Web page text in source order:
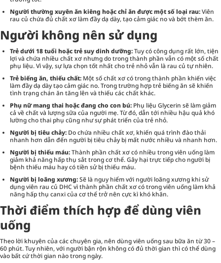
Người thường xuyên ăn kiêng hoặc chỉ ăn được một số loại rau:Viên
rau củ chứa đủ chất xơ làm đầy dạ dày, tạo cảm giác no và bớt thèm ăn.
Người không nên sử dụng
Trẻ dưới 18 tuổi hoặc trẻ suy dinh dưỡng:Tuy có công dụng rất lớn, tiện
lợi và chứa nhiều chất xơ nhưng do trong thành phần vẫn có một số chất
phụ liệu. Vì vậy, sự lựa chọn tốt nhất cho trẻ nhỏ vẫn là rau củ tự nhiên.
Trẻ biếng ăn, thiếu chất: Một số chất xơ có trong thành phần khiến việc
làm đầy dạ dày tạo cảm giác no. Trong trường hợp trẻ biếng ăn sẽ khiến
tình trạng chán ăn tăng lên và thiếu các chất khác.
Phụ nữ mang thai hoặc đang cho con bú: Phụ liệu Glycerin sẽ làm giảm
cả về chất và lượng sữa của người mẹ. Từ đó, dẫn tới nhiều hậu quả khó
lường cho thai phụ cũng như sự phát triển của trẻ nhỏ.
Người bị tiêu chảy: Do chứa nhiều chất xơ, khiến quá trình đào thải
nhanh hơn dẫn đến người bị tiêu chảy bị mất nước nhiều và nhanh hơn.
Người bị thiếu máu:Thành phần chất xơ có nhiều trong viên uống làm
giảm khả năng hấp thụ sắt trong cơ thể. Gây hại trực tiếp cho người bị
bệnh thiếu máu hay có tiền sử bị thiếu máu.
Người bị loãng xương:Sẽ là nguy hiểm với người loãng xương khi sử
dụng viên rau củ DHC vì thành phần chất xơ có trong viên uống làm khả
năng hấp thụ canxi của cơ thể trở nên cực kì khó khăn.
Thời điểm thích hợp để dùng viên
uống
Theo lời khuyên của các chuyên gia, nên dùng viên uống sau bữa ăn từ 30 –
60 phút. Tuy nhiên, với người bận rộn không có đủ thời gian thì có thể dùng
vào bất cứ thời gian nào trong ngày.